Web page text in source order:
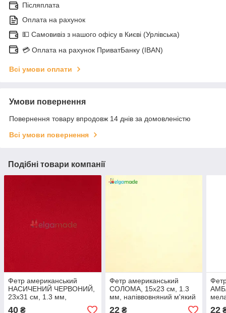
Післяплата
Оплата на рахунок
💵 Самовивіз з нашого офісу в Києві (Урлівська)
💳 Оплата на рахунок ПриватБанку (IBAN)
Всі умови оплати
Умови повернення
Повернення товару впродовж 14 днів за домовленістю
Всі умови повернення
Подібні товари компанії
Фетр американський
НАСИЧЕНИЙ ЧЕРВОНИЙ,
23x31 см, 1.3 мм,
напіввовняний м'який
40 ₴
Фетр американський
СОЛОМА, 15x23 см, 1.3
мм, напіввовняний м'який
22₴ 22